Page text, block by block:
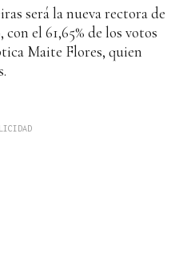
será la nueva rectora de
el 61,65% de los votos
Maite Flores, quien